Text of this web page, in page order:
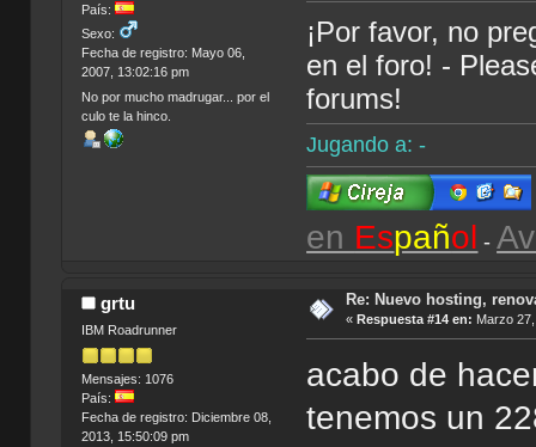
País:
Sexo:
Fecha de registro: Mayo 06,
2007, 13:02:16 pm
No por mucho madrugar... por el
culo te la hinco.
¡Por favor, no
en el foro! -
forums!
Jugando a: -
en Español -
grtu
IBM Roadrunner
Mensajes: 1076
País:
Fecha de registro: Diciembre 08,
2013, 15:50:09 pm
Re: Nuevo hosting,
« Respuesta #14 en: Marzo
acabo de
tenemos un